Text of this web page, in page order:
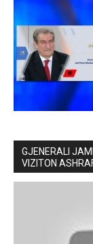
GJENERALI
VIZITON